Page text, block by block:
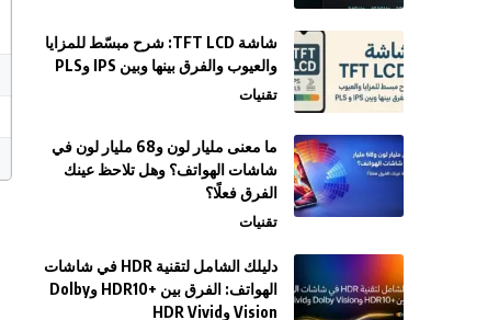
شاشة TFT LCD: شرح مبسّط للمزايا
والعيوب والفرق بينها وبين IPS وPLS
تقنيات
ما معنى مليار لون و68 مليار لون في
شاشات الهواتف؟ وهل تلاحظ عينك
الفرق فعلًا؟
تقنيات
دليلك الشامل لتقنية HDR في شاشات
الهواتف: الفرق بين +HDR10 وDolby
Vision وHDR Vivid